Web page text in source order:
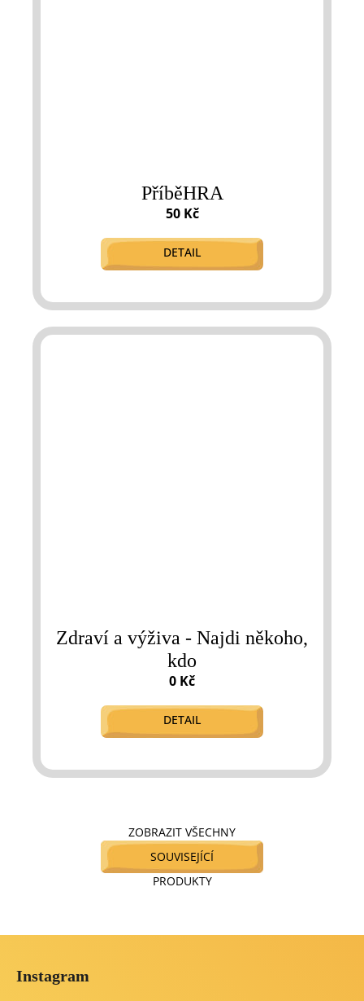
PříběHRA
50 Kč
DETAIL
Zdraví a výživa - Najdi někoho,
kdo
0 Kč
DETAIL
ZOBRAZIT VŠECHNY
SOUVISEJÍCÍ
PRODUKTY
Instagram